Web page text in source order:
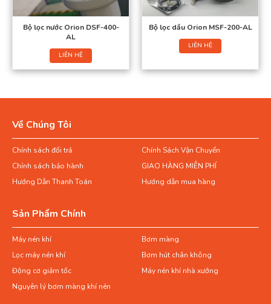
Bộ lọc nước Orion DSF-400-
AL
LIÊN HỆ
Bộ lọc dầu Orion MSF-200-AL
LIÊN HỆ
Về Chúng Tôi
Chính sách đổi trả
Chính Sách Vận Chuyển
Chính sách bảo hành
GIAO HÀNG MIỄN PHÍ
Hướng Dẫn Thanh Toán
Hướng dẫn mua hàng
Sản Phẩm Chính
Máy nén khí
Bơm màng
Lọc máy nén khí
Bơm hút chân không
Động cơ giảm tốc
Máy nén khí nhà xưởng
Nguyên lý bơm màng khí nén